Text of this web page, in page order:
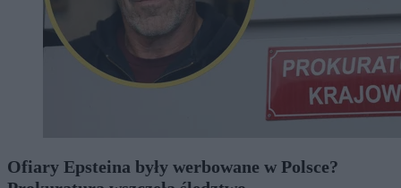
Ofiary Epsteina były werbowane w Polsce?